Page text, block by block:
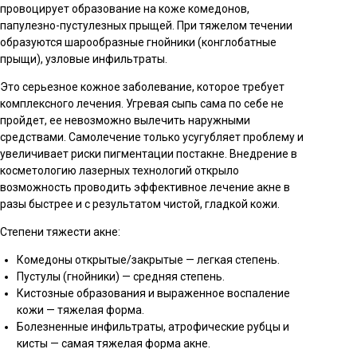
провоцирует образование на коже комедонов,
папулезно-пустулезных прыщей. При тяжелом течении
образуются шарообразные гнойники (конглобатные
прыщи), узловые инфильтраты.
Это серьезное кожное заболевание, которое требует
комплексного лечения. Угревая сыпь сама по себе не
пройдет, ее невозможно вылечить наружными
средствами. Самолечение только усугубляет проблему и
увеличивает риски пигментации постакне. Внедрение в
косметологию лазерных технологий открыло
возможность проводить эффективное лечение акне в
разы быстрее и с результатом чистой, гладкой кожи.
Степени тяжести акне:
Комедоны открытые/закрытые — легкая степень.
Пустулы (гнойники) — средняя степень.
Кистозные образования и выраженное воспаление
кожи — тяжелая форма.
Болезненные инфильтраты, атрофические рубцы и
кисты — самая тяжелая форма акне.